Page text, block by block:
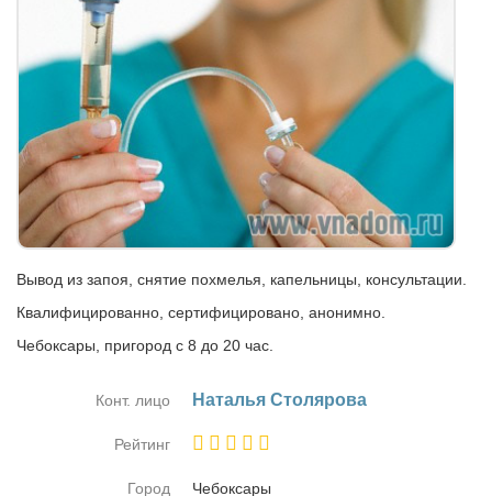
Вывод из запоя, снятие похмелья, капельницы, консультации.
Квалифицированно, сертифицировано, анонимно.
Чебоксары, пригород с 8 до 20 час.
Конт. лицо На­та­лья Сто­ля­ро­ва
Рейтинг
Город
Че­бок­са­ры